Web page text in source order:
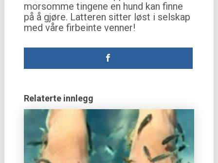
morsomme tingene en hund kan finne
på å gjøre. Latteren sitter løst i selskap
med våre firbeinte venner!
Relaterte innlegg